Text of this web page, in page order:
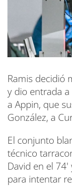
Ramis decidió
y dio entrada
a Appin, que
González, a
El conjunto
técnico
David en el 74'
para intentar